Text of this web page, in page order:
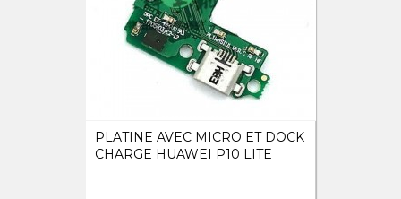
PLATINE AVEC MICRO ET DOCK
CHARGE HUAWEI P10 LITE